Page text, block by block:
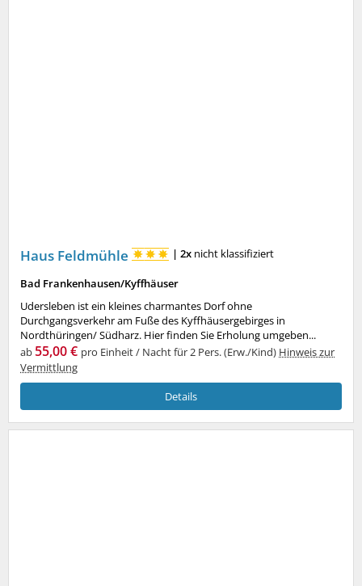
Haus Feldmühle | 2x nicht klassifiziert
Bad Frankenhausen/Kyffhäuser
Udersleben ist ein kleines charmantes Dorf ohne
Durchgangsverkehr am Fuße des Kyffhäusergebirges in
Nordthüringen/ Südharz. Hier finden Sie Erholung umgeben...
ab55,00 € pro Einheit / Nacht für 2 Pers. (Erw./Kind) Hinweis zur
Vermittlung
Details